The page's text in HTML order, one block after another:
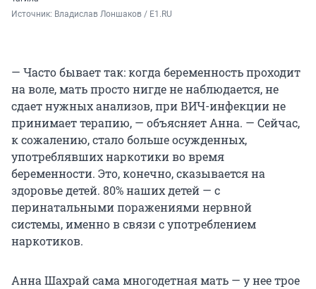
Источник: Владислав Лоншаков / E1.RU
— Часто бывает так: когда беременность проходит
на воле, мать просто нигде не наблюдается, не
сдает нужных анализов, при ВИЧ-инфекции не
принимает терапию, — объясняет Анна. — Сейчас,
к сожалению, стало больше осужденных,
употреблявших наркотики во время
беременности. Это, конечно, сказывается на
здоровье детей. 80% наших детей — с
перинатальными поражениями нервной
системы, именно в связи с употреблением
наркотиков.
Анна Шахрай сама многодетная мать — у нее трое